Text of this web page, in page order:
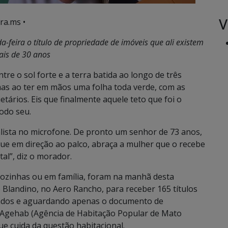
•
feira o título de propriedade de imóveis que ali existem
de 30 anos
o sol forte e a terra batida ao longo de três
ao ter em mãos uma folha toda verde, com as
Eis que finalmente aquele teto que foi o
seu.
no microfone. De pronto um senhor de 73 anos,
em direção ao palco, abraça a mulher que o recebe
diz o morador.
ou em família, foram na manhã desta
no Aero Rancho, para receber 165 títulos
e aguardando apenas o documento de
(Agência de Habitação Popular de Mato
cuida da questão habitacional.